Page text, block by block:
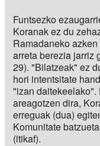
Funtsezko
Koranak ez du
Ramadaneko
arreta berezia jarriz
29). "Bilatzeak" ez
hori intentsitate
"izan daitekeelako".
areagotzen dira,
erreguak (dua)
Komunitate
(itikaf).